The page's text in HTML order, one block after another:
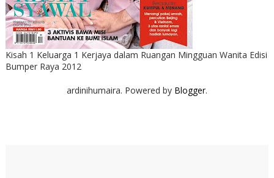
Kisah 1 Keluarga 1 Kerjaya dalam Ruangan Mingguan Wanita Edisi
Bumper Raya 2012
ardinihumaira. Powered by Blogger.